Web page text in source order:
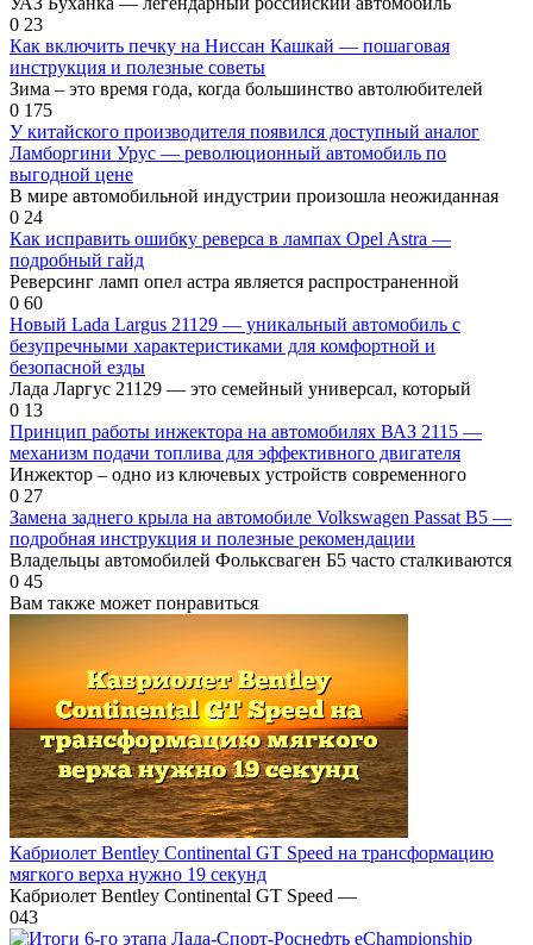
0 23
Как включить печку на Ниссан Кашкай — пошаговая
инструкция и полезные советы
Зима – это время года, когда большинство автолюбителей
0 175
У китайского производителя появился доступный аналог
Ламборгини Урус — революционный автомобиль по
выгодной цене
В мире автомобильной индустрии произошла неожиданная
0 24
Как исправить ошибку реверса в лампах Opel Astra —
подробный гайд
Реверсинг ламп опел астра является распространенной
0 60
Новый Lada Largus 21129 — уникальный автомобиль с
безупречными характеристиками для комфортной и
безопасной езды
Лада Ларгус 21129 — это семейный универсал, который
0 13
Принцип работы инжектора на автомобилях ВАЗ 2115 —
механизм подачи топлива для эффективного двигателя
Инжектор – одно из ключевых устройств современного
0 27
Замена заднего крыла на автомобиле Volkswagen Passat B5 —
подробная инструкция и полезные рекомендации
Владельцы автомобилей Фольксваген Б5 часто сталкиваются
0 45
Вам также может понравиться
Кабриолет Bentley Continental GT Speed на трансформацию
мягкого верха нужно 19 секунд
Кабриолет Bentley Continental GT Speed —
043